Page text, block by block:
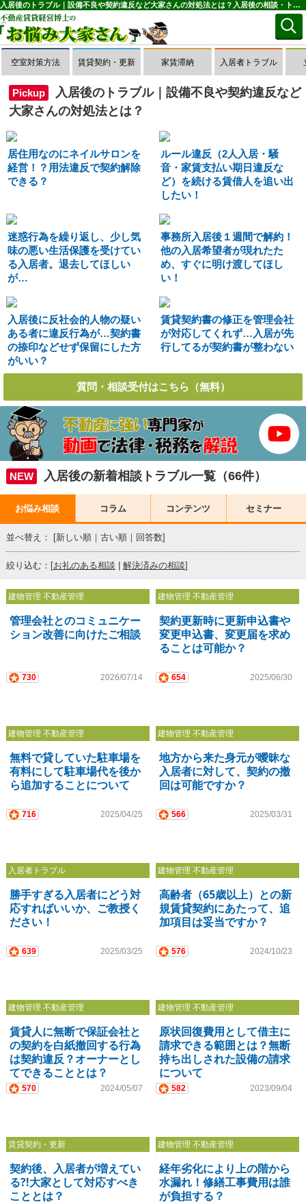
入居後のトラブル｜設備不良や契約違反など大家さんの対処法とは？入居後の相談・トラブル一覧(1～50件目)｜お悩み大家さん
空室対策方法 賃貸契約・更新 家賃滞納 入居者トラブル
Pickup
入居後のトラブル｜設備不良や契約違反など
大家さんの対処法とは？
居住用なのにネイルサロンを
経営！？用法違反で契約解除
できる？
ルール違反（2人入居・騒
音・家賃支払い期日違反な
ど）を続ける賃借人を追い出
したい！
迷惑行為を繰り返し、少し気
味の悪い生活保護を受けてい
る入居者。退去してほしい
が…
事務所入居後１週間で解約！
他の入居希望者が現れたた
め、すぐに明け渡してほし
い！
入居後に反社会的人物の疑い
ある者に違反行為が…契約書
の捺印などせず保留にした方
がいい？
賃貸契約書の修正を管理会社
が対応してくれず…入居が先
行してるが契約書が整わない
質問・相談受付はこちら（無料）
NEW 入居後の新着相談トラブル一覧（66件）
お悩み相談 コラム コンテンツ セミナー
並べ替え： [新しい順｜ 古い順｜ 回答数]
絞り込む：[お礼のある相談 | 解決済みの相談]
建物管理 不動産管理
管理会社とのコミュニケー
ション改善に向けたご相談
730 2026/07/14
建物管理 不動産管理
契約更新時に更新申込書や
変更申込書、変更届を求め
ることは可能か？
654 2025/06/30
建物管理 不動産管理
無料で貸していた駐車場を
有料にして駐車場代を後か
ら追加することについて
716 2025/04/25
建物管理 不動産管理
地方から来た身元が曖昧な
入居者に対して、契約の撤
回は可能ですか？
566 2025/03/31
入居者トラブル
勝手すぎる入居者にどう対
応すればいいか、ご教授く
ださい！
639 2025/03/25
建物管理 不動産管理
高齢者（65歳以上）との新
規賃貸契約にあたって、追
加項目は妥当ですか？
576 2024/10/23
建物管理 不動産管理
賃貸人に無断で保証会社と
の契約を白紙撤回する行為
は契約違反？オーナーとし
てできることとは？
570 2024/05/07
建物管理 不動産管理
原状回復費用として借主に
請求できる範囲とは？無断
持ち出しされた設備の請求
について
582 2023/09/04
賃貸契約・更新
契約後、入居者が増えてい
る?!大家として対応すべき
こととは？
建物管理 不動産管理
経年劣化により上の階から
水漏れ！修繕工事費用は誰
が負担する？